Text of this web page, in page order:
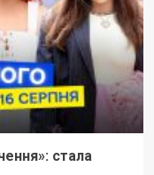
стала